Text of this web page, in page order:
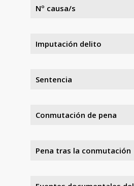
Nº causa/s
Imputación delito
Sentencia
Conmutación de pena
Pena tras la conmutación